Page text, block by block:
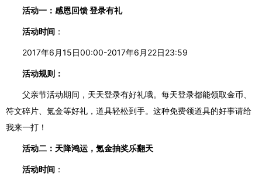
活动一： 感恩回馈登录有礼
活动时间 ：
2017年6月15日00:00-2017年6月22日23:59
活动规则：
父亲节活动期间，天天登录有好礼哦。每天登录都能领取金币、
符文碎片、氪金等好礼 ，道具轻松到手。这种免费领道具的好事请给
我来一打！
活动二：天降鸿运，氪金抽奖乐翻天
活动时间 ：